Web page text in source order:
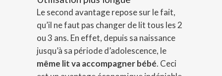
Le second avantage repose sur le fait,
qu’il ne faut pas changer de lit tous les 2
ou 3 ans. En effet, depuis sa naissance
jusqu’à sa période d’adolescence, le
même lit va accompagner bébé. Ceci